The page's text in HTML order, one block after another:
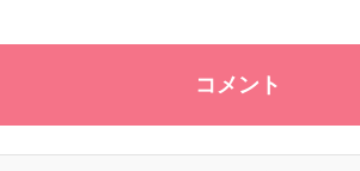
コメント